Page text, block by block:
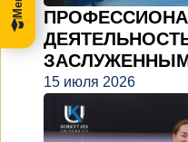
15 июля 2026